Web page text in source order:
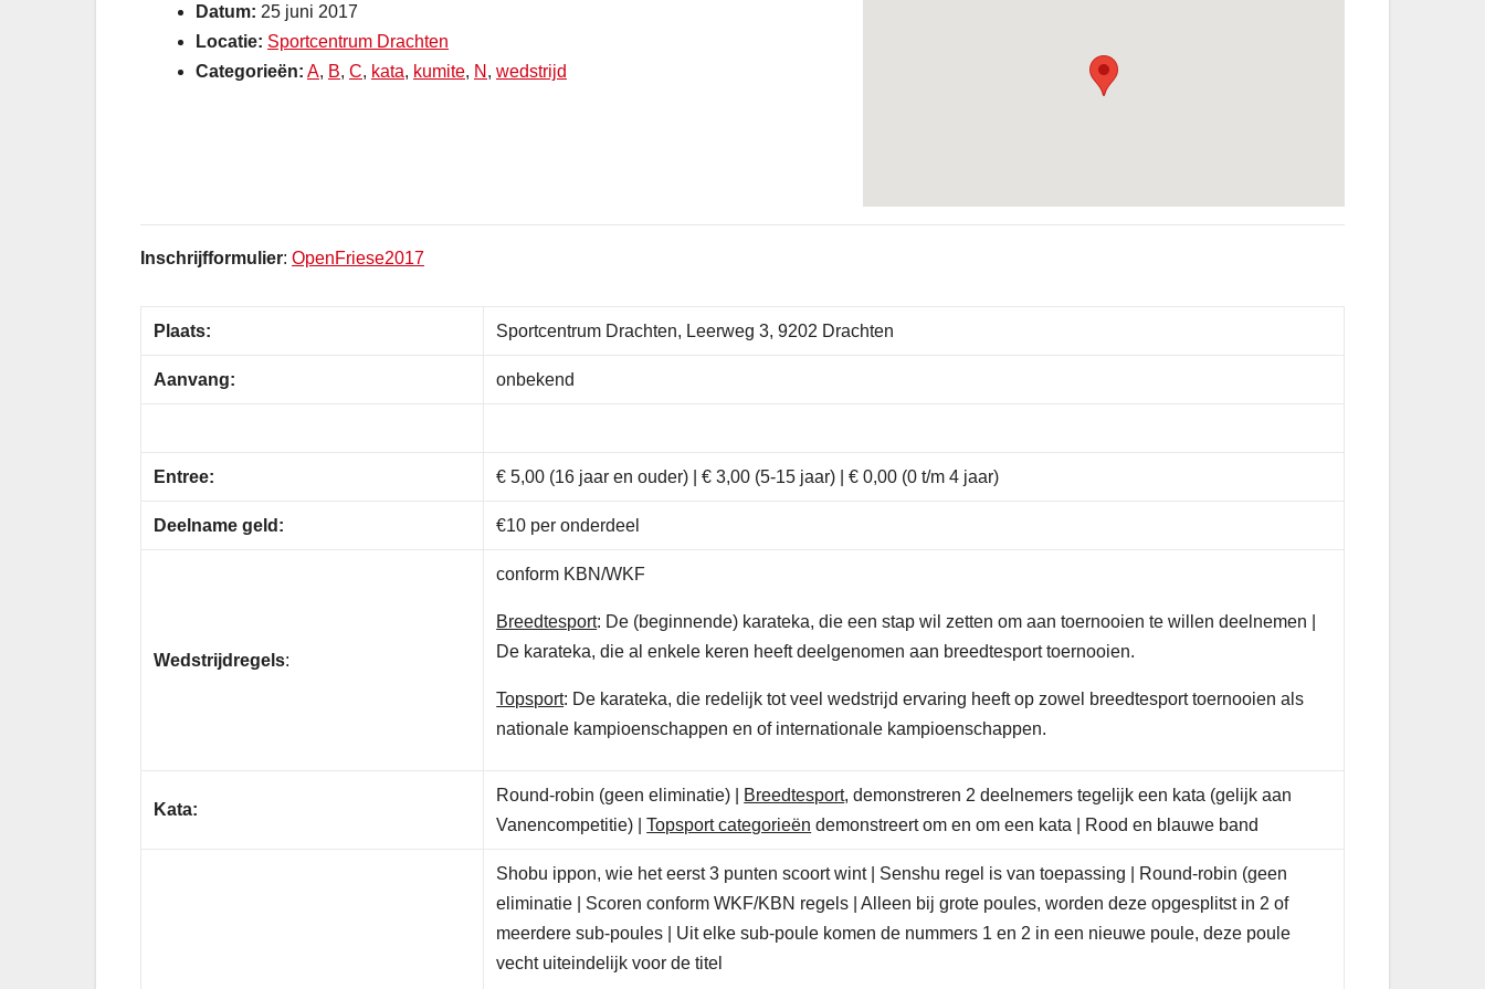
Datum: 25 juni 2017
Locatie: Sportcentrum Drachten
Categorieën: A, B, C, kata, kumite, N , wedstrijd
Inschrijfformulier: OpenFriese2017
Plaats: Sportcentrum Drachten, Leerweg 3, 9202 Drachten
Aanvang: onbekend
Entree: € 5,00 (16 jaar en ouder) | € 3,00 (5-15 jaar) | € 0,00 (0 t/m 4 jaar)
Deelname geld: €10 per onderdeel
Wedstrijdregels:
conform KBN/WKF
Breedtesport: De (beginnende) karateka, die een stap wil zetten om aan toernooien te willen deelnemen |
De karateka, die al enkele keren heeft deelgenomen aan breedtesport toernooien.
Topsport: De karateka, die redelijk tot veel wedstrijd ervaring heeft op zowel breedtesport toernooien als
nationale kampioenschappen en of internationale kampioenschappen.
Kata:
Round-robin (geen eliminatie) | Breedtesport, demonstreren 2 deelnemers tegelijk een kata (gelijk aan
Vanencompetitie) |Topsport categorieën demonstreert om en om een kata | Rood en blauwe band
Shobu ippon, wie het eerst 3 punten scoort wint | Senshu regel is van toepassing | Round-robin (geen
eliminatie | Scoren conform WKF/KBN regels | Alleen bij grote poules, worden deze opgesplitst in 2 of
meerdere sub-poules | Uit elke sub-poule komen de nummers 1 en 2 in een nieuwe poule, deze poule
vecht uiteindelijk voor de titel